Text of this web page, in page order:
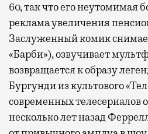
60, так что его неутомимая
реклама увеличения
Заслуженный комик
«Барби»), озвучивает
возвращается к образу
Бургунди из культового
современных телесериалов
несколько лет назад